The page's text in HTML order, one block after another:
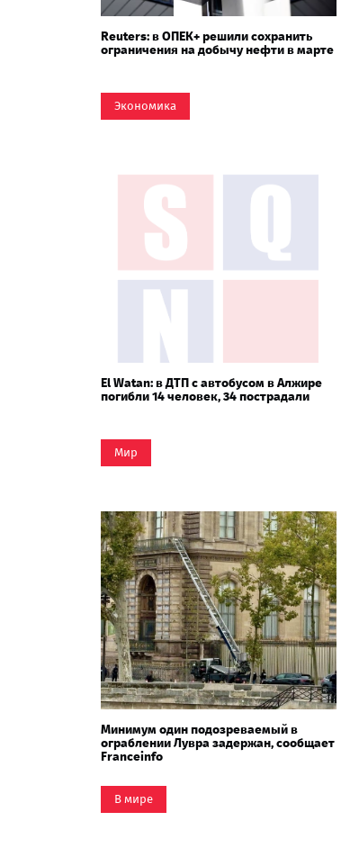
Reuters: в ОПЕК+ решили сохранить
ограничения на добычу нефти в марте
Экономика
El Watan: в ДТП с автобусом в Алжире
погибли 14 человек, 34 пострадали
Мир
Минимум один подозреваемый в
ограблении Лувра задержан, сообщает
Franceinfo
В мире